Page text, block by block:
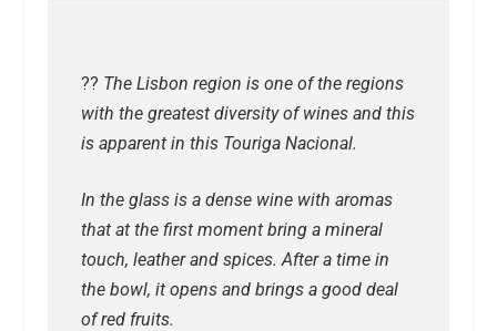
??​ The Lisbon region is one of the regions
with the greatest diversity of wines and this
is apparent in this Touriga Nacional.
In the glass is a dense wine with aromas
that at the first moment bring a mineral
touch, leather and spices. After a time in
the bowl, it opens and brings a good deal
of red fruits.